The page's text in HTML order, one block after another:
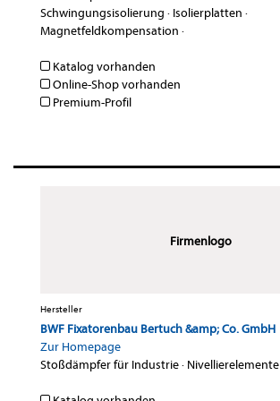
Schwingungsisolierung · Isolierplatten ·
Magnetfeldkompensation ·
Katalog vorhanden
Online-Shop vorhanden
Premium-Profil
Firmenlogo
Hersteller
BWF Fixatorenbau Bertuch &amp; Co. GmbH
Zur Homepage
Stoßdämpfer für Industrie· Nivellierelemente